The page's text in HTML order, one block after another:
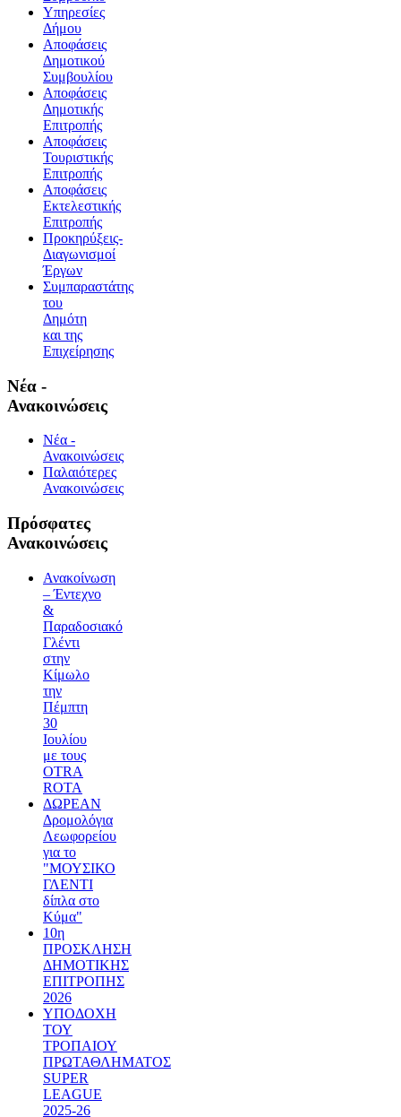
Υπηρεσίες
Δήμου
Αποφάσεις
Δημοτικού
Συμβουλίου
Αποφάσεις
Δημοτικής
Επιτροπής
Αποφάσεις
Τουριστικής
Επιτροπής
Αποφάσεις
Εκτελεστικής
Επιτροπής
Προκηρύξεις-
Διαγωνισμοί
Έργων
Συμπαραστάτης
του
Δημότη
και της
Επιχείρησης
Νέα -
Ανακοινώσεις
Νέα -
Ανακοινώσεις
Παλαιότερες
Ανακοινώσεις
Πρόσφατες
Ανακοινώσεις
Ανακοίνωση
– Έντεχνο
&
Παραδοσιακό
Γλέντι
στην
Κίμωλο
την
Πέμπτη
30
Ιουλίου
με τους
OTRA
ROTA
ΔΩΡΕΑΝ
Δρομολόγια
Λεωφορείου
για το
"ΜΟΥΣΙΚΟ
ΓΛΕΝΤΙ
δίπλα στο
Κύμα"
10η
ΠΡΟΣΚΛΗΣΗ
ΔΗΜΟΤΙΚΗΣ
ΕΠΙΤΡΟΠΗΣ
2026
ΥΠΟΔΟΧΗ
ΤΟΥ
ΤΡΟΠΑΙΟΥ
ΠΡΩΤΑΘΛΗΜΑΤΟΣ
SUPER
LEAGUE
2025-26